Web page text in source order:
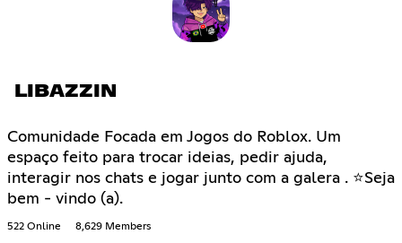
LIBAZZIN
Comunidade Focada em Jogos do Roblox. Um
espaço feito para trocar ideias, pedir ajuda,
interagir nos chats e jogar junto com a galera . ⭐Seja
bem - vindo (a).
522 Online 8,629 Members